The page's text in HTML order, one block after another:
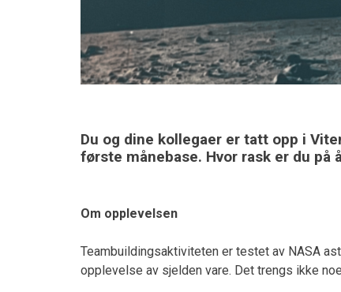
Du og dine kollegaer er tatt opp i
første månebase. Hvor rask er du
Om opplevelsen
Teambuildingsaktiviteten er testet av NASA
opplevelse av sjelden vare. Det trengs ikke